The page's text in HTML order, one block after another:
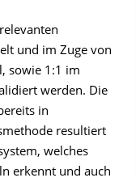
und im Zuge von
sowie 1:1 im
werden. Die
in
resultiert
welches
erkennt und auch